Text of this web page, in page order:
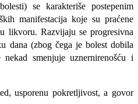
se karakteriše postepenim
manifestacija koje su praćene
likvoru. Razvijaju se progre­sivna
dana (zbog čega je bolest dobila
smenjuje uznernirenošću i
usporenu pokretljivost, a govor